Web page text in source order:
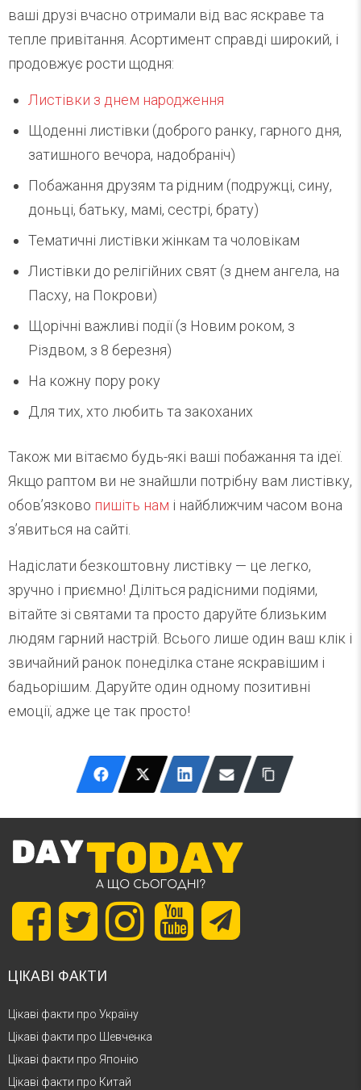
ваші друзі вчасно отримали від вас яскраве та
тепле привітання. Асортимент справді широкий, і
продовжує рости щодня:
Листівки з днем ​​народження
Щоденні листівки (доброго ранку, гарного дня,
затишного вечора, надобраніч)
Побажання друзям та рідним (подружці, сину,
доньці, батьку, мамі, сестрі, брату)
Тематичні листівки жінкам та чоловікам
Листівки до релігійних свят (з днем ангела, на
Пасху, на Покрови)
Щорічні важливі події (з Новим роком, з
Різдвом, з 8 березня)
На кожну пору року
Для тих, хто любить та закоханих
Також ми вітаємо будь-які ваші побажання та ідеї.
Якщо раптом ви не знайшли потрібну вам листівку,
обов’язково пишіть нам і найближчим часом вона
з’явиться на сайті.
Надіслати безкоштовну листівку — це легко,
зручно і приємно! Діліться радісними подіями,
вітайте зі святами та просто даруйте близьким
людям гарний настрій. Всього лише один ваш клік і
звичайний ранок понеділка стане яскравішим і
бадьорішим. Даруйте один одному позитивні
емоції, адже це так просто!
ЦІКАВІ ФАКТИ
Цікаві факти про Україну
Цікаві факти про Шевченка
Цікаві факти про Японію
Цікаві факти про Китай